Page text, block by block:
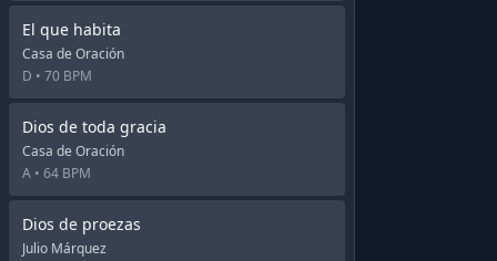
El que habita
Casa de Oración
D • 70 BPM
Dios de toda gracia
Casa de Oración
A • 64 BPM
Dios de proezas
Julio Márquez